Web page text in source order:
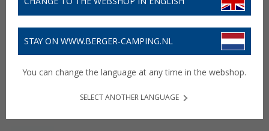
STAY ON WWW.BERGER-CAMPING.NL
You can change the language at any time in the webshop.
SELECT ANOTHER LANGUAGE